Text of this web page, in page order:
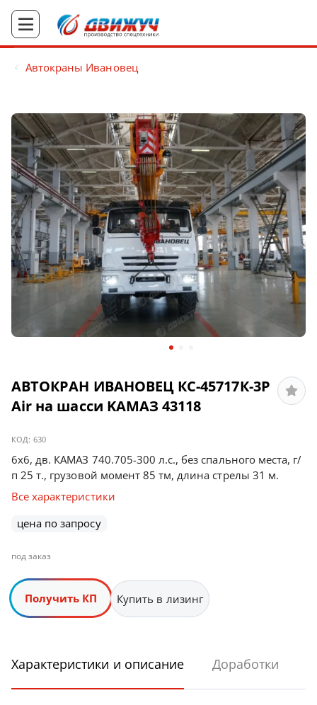
Автокраны Ивановец
АВТОКРАН ИВАНОВЕЦ КС-45717К-3Р
Аir на шасси KAMAЗ 43118
КОД: 630
6х6, дв. КАМАЗ 740.705-300 л.с., без спального места, г/
п 25 т., грузовой момент 85 тм, длина стрелы 31 м.
Все характеристики
цена по запросу
под заказ
Получить КП Купить в лизинг
Характеристики и описание Доработки